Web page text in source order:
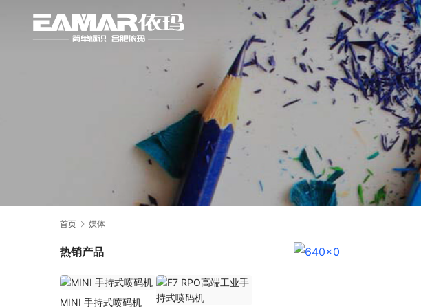
首页 媒体
热销产品
MINI 手持式喷码机